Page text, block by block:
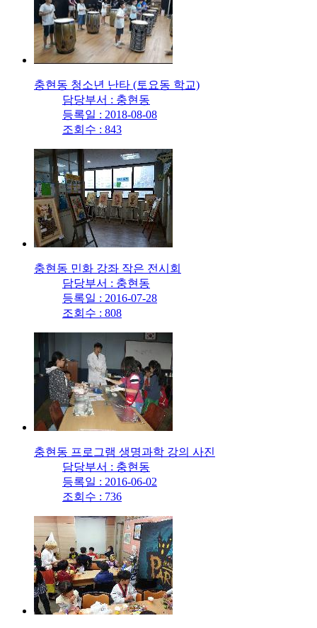
충현동 청소년 난타 (토요동 학교)
담당부서 : 충현동
등록일 : 2018-08-08
조회수 : 843
충현동 민화 강좌 작은 전시회
담당부서 : 충현동
등록일 : 2016-07-28
조회수 : 808
충현동 프로그램 생명과학 강의 사진
담당부서 : 충현동
등록일 : 2016-06-02
조회수 : 736